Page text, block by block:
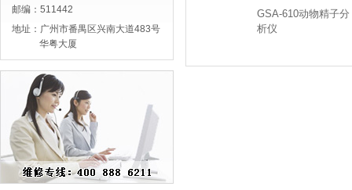
邮编：511442
地址：广州市番禺区兴南大道483号
华粤大厦
GSA-610动物精子分
析仪